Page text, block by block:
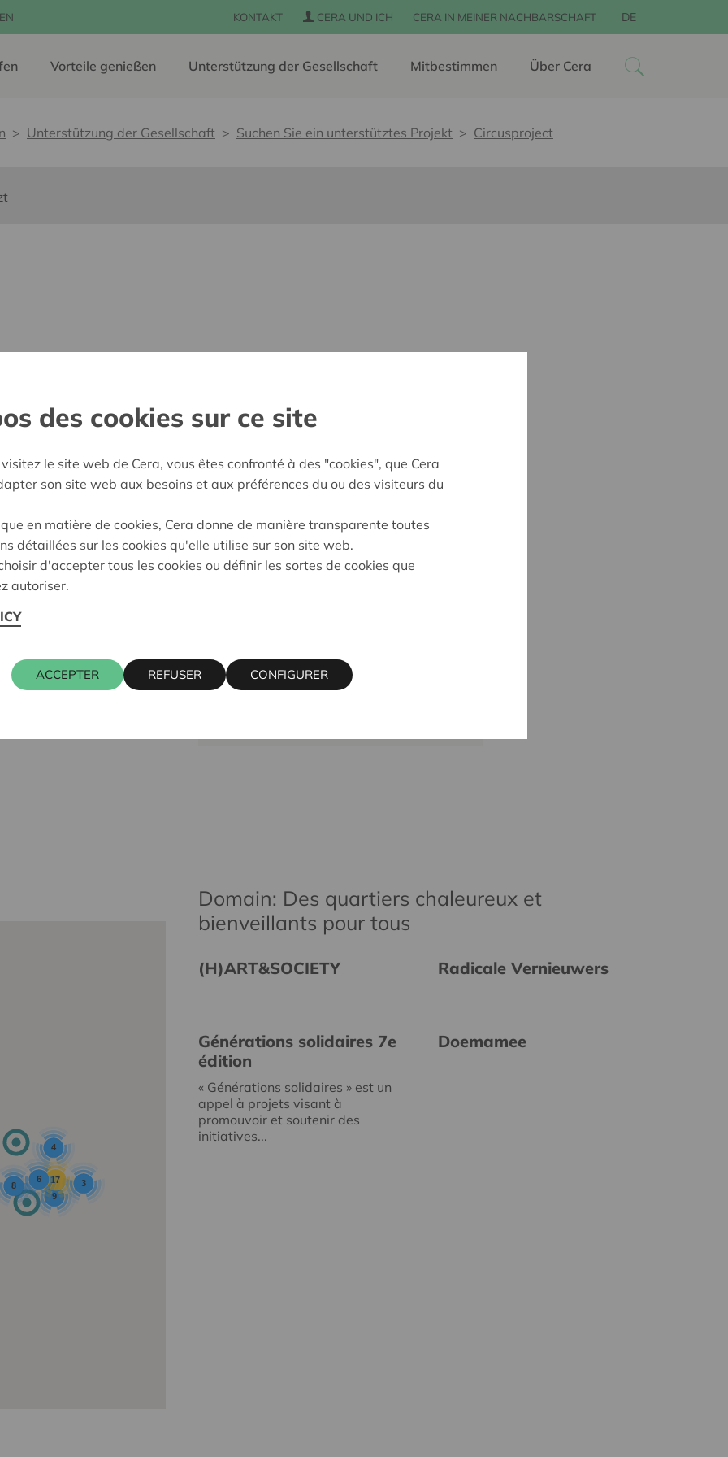
KONTAKT CERA UND ICH CERA IN MEINER NACHBARSCHAFT DE
Vorteile genießen Unterstützung der Gesellschaft Mitbestimmen Über Cera
Unterstützung der Gesellschaft Suchen Sie ein unterstütztes Projekt Circusproject
tous
27/02/2025
Approved
7, 3740
Kontaktperson
016 27 96 74
kris.debruyne@cera.coop
9
17
8
4
6 3
Domain: Des quartiers chaleureux et
bienveillants pour tous
(H)ART&SOCIETY Radicale Vernieuwers
Générations solidaires 7e
édition
« Générations solidaires » est un
appel à projets visant à
promouvoir et soutenir des
initiatives...
Doemamee
des cookies sur ce site
le site web de Cera, vous êtes confronté à des "cookies", que Cera
son site web aux besoins et aux préférences du ou des visiteurs du
en matière de cookies, Cera donne de manière transparente toutes
détaillées sur les cookies qu'elle utilise sur son site web.
d'accepter tous les cookies ou définir les sortes de cookies que
autoriser.
ACCEPTER REFUSER CONFIGURER